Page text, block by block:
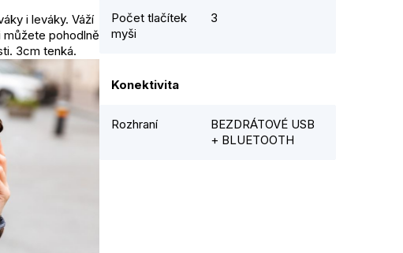
i leváky. Váží
pohodlně
3cm tenká.
Počet tlačítek
myši
3
Konektivita
Rozhraní
BEZDRÁTOVÉ USB
+ BLUETOOTH